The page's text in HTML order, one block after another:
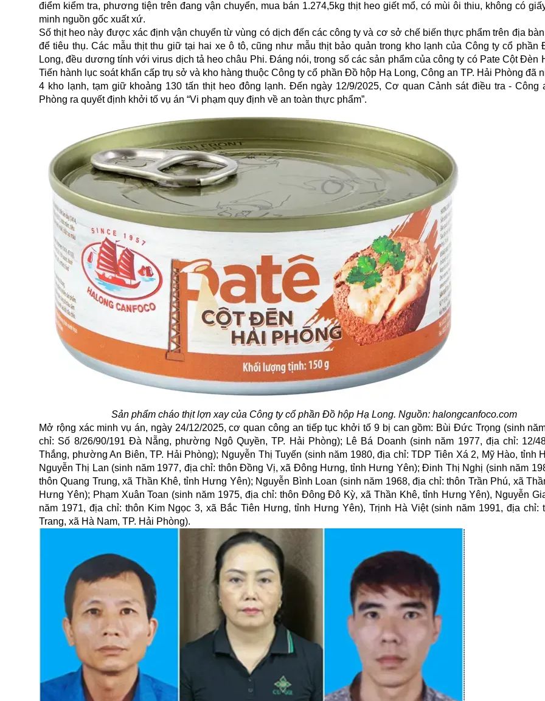
điểm kiểm tra, phương tiện trên đang vận chuyển, mua bán 1.274,5kg thịt heo giết mổ, có mùi ôi thiu, không có
minh nguồn gốc xuất xứ.
Số thịt heo này được xác định vận chuyển từ vùng có dịch đến các công ty và cơ sở chế biến thực phẩm trên địa
để tiêu thụ. Các mẫu thịt thu giữ tại hai xe ô tô, cũng như mẫu thịt bảo quản trong kho lạnh của Công ty cổ phần
Long, đều dương tính với virus dịch tả heo châu Phi. Đáng nói, trong số các sản phẩm của công ty có Pate Cột Đèn
Tiến hành lục soát khẩn cấp trụ sở và kho hàng thuộc Công ty cổ phần Đồ hộp Hạ Long, Công an TP. Hải Phòng đã
4 kho lạnh, tạm giữ khoảng 130 tấn thịt heo đông lạnh. Đến ngày 12/9/2025, Cơ quan Cảnh sát điều tra - Công
Phòng ra quyết định khởi tố vụ án “Vi phạm quy định về an toàn thực phẩm”.
Sản phẩm cháo thịt lợn xay của Công ty cổ phần Đồ hộp Hạ Long. Nguồn: halongcanfoco.com
Mở rộng xác minh vụ án, ngày 24/12/2025, cơ quan công an tiếp tục khởi tố 9 bị can gồm: Bùi Đức Trọng (sinh
chỉ: Số 8/26/90/191 Đà Nẵng, phường Ngô Quyền, TP. Hải Phòng); Lê Bá Doanh (sinh năm 1977, địa chỉ: 12/
Thắng, phường An Biên, TP. Hải Phòng); Nguyễn Thị Tuyến (sinh năm 1980, địa chỉ: TDP Tiên Xá 2, Mỹ Hào, tỉnh
Nguyễn Thị Lan (sinh năm 1977, địa chỉ: thôn Đồng Vị, xã Đông Hưng, tỉnh Hưng Yên); Đinh Thị Nghị (sinh năm
thôn Quang Trung, xã Thần Khê, tỉnh Hưng Yên); Nguyễn Bình Loan (sinh năm 1968, địa chỉ: thôn Trần Phú, xã
Hưng Yên); Phạm Xuân Toan (sinh năm 1975, địa chỉ: thôn Đông Đô Kỳ, xã Thần Khê, tỉnh Hưng Yên), Nguyễn
năm 1971, địa chỉ: thôn Kim Ngọc 3, xã Bắc Tiên Hưng, tỉnh Hưng Yên), Trịnh Hà Việt (sinh năm 1991, địa chỉ:
Trang, xã Hà Nam, TP. Hải Phòng).